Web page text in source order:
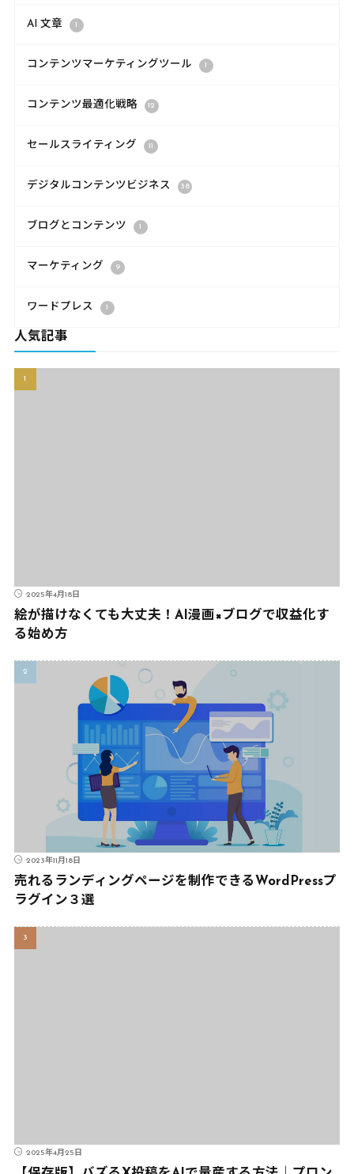
AI 文章 1
コンテンツマーケティングツール 1
コンテンツ最適化戦略 12
セールスライティング 11
デジタルコンテンツビジネス 38
ブログとコンテンツ 1
マーケティング 9
ワードプレス 1
人気記事
2025年4月18日
絵が描けなくても大丈夫！AI漫画×ブログで収益化す
る始め方
2023年11月18日
売れるランディングページを制作できるWordPressプ
ラグイン３選
2025年4月25日